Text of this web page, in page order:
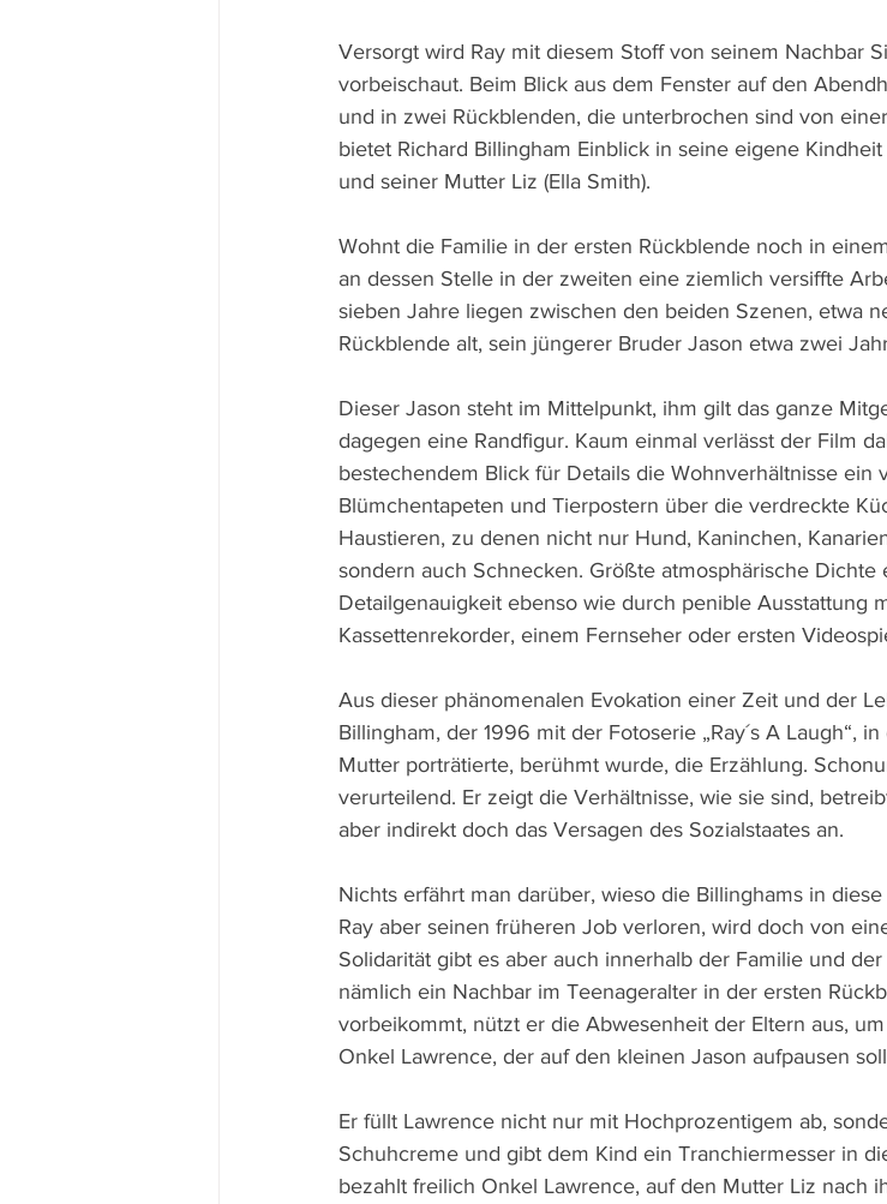
Versorgt wird Ray mit diesem Stoff von seinem Nachbar
vorbeischaut. Beim Blick aus dem Fenster auf den
und in zwei Rückblenden, die unterbrochen sind von
bietet Richard Billingham Einblick in seine eigene
und seiner Mutter Liz (Ella Smith).
Wohnt die Familie in der ersten Rückblende noch in
an dessen Stelle in der zweiten eine ziemlich versiffte
sieben Jahre liegen zwischen den beiden Szenen, etwa
Rückblende alt, sein jüngerer Bruder Jason etwa zwei
Dieser Jason steht im Mittelpunkt, ihm gilt das ganze
dagegen eine Randfigur. Kaum einmal verlässt der Film
bestechendem Blick für Details die Wohnverhältnisse ein
Blümchentapeten und Tierpostern über die verdreckte
Haustieren, zu denen nicht nur Hund, Kaninchen,
sondern auch Schnecken. Größte atmosphärische Dichte
Detailgenauigkeit ebenso wie durch penible Ausstattung
Kassettenrekorder, einem Fernseher oder ersten
Aus dieser phänomenalen Evokation einer Zeit und der
Billingham, der 1996 mit der Fotoserie „Ray´s A Laugh“,
Mutter porträtierte, berühmt wurde, die Erzählung.
verurteilend. Er zeigt die Verhältnisse, wie sie sind,
aber indirekt doch das Versagen des Sozialstaates an.
Nichts erfährt man darüber, wieso die Billinghams in
Ray aber seinen früheren Job verloren, wird doch von
Solidarität gibt es aber auch innerhalb der Familie und
nämlich ein Nachbar im Teenageralter in der ersten
vorbeikommt, nützt er die Abwesenheit der Eltern aus,
Onkel Lawrence, der auf den kleinen Jason aufpausen
Er füllt Lawrence nicht nur mit Hochprozentigem ab,
Schuhcreme und gibt dem Kind ein Tranchiermesser in
bezahlt freilich Onkel Lawrence, auf den Mutter Liz nach